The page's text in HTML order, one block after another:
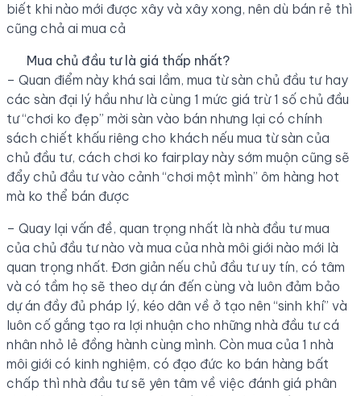
biết khi nào mới được xây và xây xong, nên dù bán rẻ thì
cũng chả ai mua cả
Mua chủ đầu tư là giá thấp nhất?
– Quan điểm này khá sai lầm, mua từ sàn chủ đầu tư hay
các sàn đại lý hầu như là cùng 1 mức giá trừ 1 số chủ đầu
tư “chơi ko đẹp” mời sàn vào bán nhưng lại có chính
sách chiết khấu riêng cho khách nếu mua từ sàn của
chủ đầu tư, cách chơi ko fairplay này sớm muộn cũng sẽ
đẩy chủ đầu tư vào cảnh “chơi một mình” ôm hàng hot
mà ko thể bán được
– Quay lại vấn đề, quan trọng nhất là nhà đầu tư mua
của chủ đầu tư nào và mua của nhà môi giới nào mới là
quan trọng nhất. Đơn giản nếu chủ đầu tư uy tín, có tâm
và có tầm họ sẽ theo dự án đến cùng và luôn đảm bảo
dự án đầy đủ pháp lý, kéo dân về ở tạo nên “sinh khí” và
luôn cố gắng tạo ra lợi nhuận cho những nhà đầu tư cá
nhân nhỏ lẻ đồng hành cùng mình. Còn mua của 1 nhà
môi giới có kinh nghiệm, có đạo đức ko bán hàng bất
chấp thì nhà đầu tư sẽ yên tâm về việc đánh giá phân